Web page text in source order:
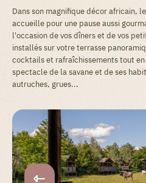
Dans son magnifique décor africain,
accueille pour une pause aussi
l'occasion de vos dîners et de vos
installés sur votre terrasse
cocktails et rafraîchissements tout
spectacle de la savane et de ses
autruches, grues...